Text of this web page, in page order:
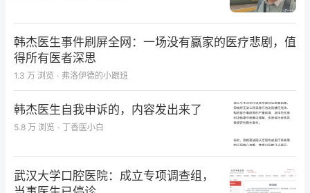
韩杰医生事件刷屏全网：一场没有赢家的医疗悲剧，值
得所有医者深思
1.3 万 浏览 · 弗洛伊德的小跟班
韩杰医生自我申诉的，内容发出来了
5.8 万 浏览 · 丁香医小白
武汉大学口腔医院：成立专项调查组，